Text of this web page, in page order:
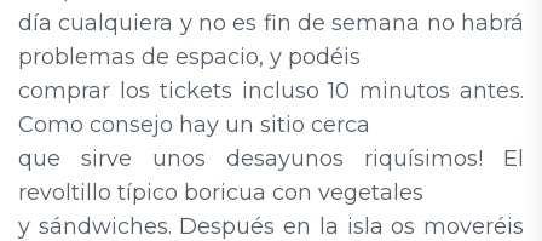
día cualquiera y no es fin de semana no habrá
problemas de espacio, y podéis
comprar los tickets incluso 10 minutos antes.
Como consejo hay un sitio cerca
que sirve unos desayunos riquísimos! El
revoltillo típico boricua con vegetales
y sándwiches. Después en la isla os moveréis